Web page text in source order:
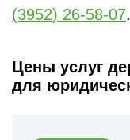
(3952) 26-58-07.
Цены услуг
для